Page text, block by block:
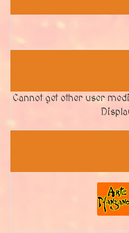
Cannot get other user